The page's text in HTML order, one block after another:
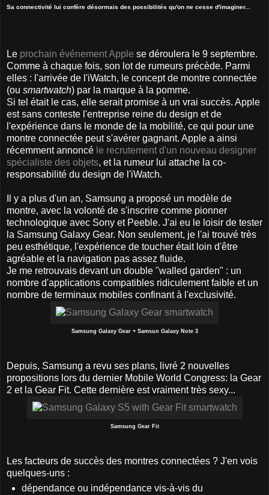
Sa connectivité lui confère désormais des possibilités qu'on ne cesse d'imaginer...
Le prochain événement Apple se déroulera le 9 septembre.
Comme à chaque fois, son lot de rumeurs précède. Parmi
elles : l'arrivée de l'iWatch, le concept de montre connectée
(ou smartwatch) par la marque à la pomme.
Si tel était le cas, elle serait promise à un vrai succès. Apple
est sans conteste l'entreprise reine du design et de
l'expérience dans le monde de la mobilité, ce qui pour une
montre connectée peut s'avérer gagnant. Apple a ainsi
récemment annoncé le recrutement d'un nouveau designer
spécialiste des objets, et la rumeur lui attache la co-
responsabilité du design de l'iWatch.
Il y a plus d'un an, Samsung a proposé un modèle de
montre, avec la volonté de s'inscrire comme pionner
technologique avec Sony et Peeble. J'ai eu le loisir de tester
la Samsung Galaxy Gear. Non seulement, je l'ai trouvé très
peu esthétique, l'expérience de toucher était loin d'être
agréable et la navigation pas assez fluide.
Je me retrouvais devant un double "walled garden" : un
nombre d'applications compatibles ridiculement faible et un
nombre de terminaux mobiles confinant à l'exclusivité.
Samsung Galaxy Gear + Samsun Galaxy Note 3
Depuis, Samsung a revu ses plans, livré 2 nouvelles
propositions lors du dernier Mobile World Congress: la Gear
2 et la Gear Fit. Cette dernière est vraiment très sexy...
Samsung Gear Fit
Les facteurs de succès des montres connectées ? J'en vois
quelques-uns :
dépendance ou indépendance vis-à-vis du